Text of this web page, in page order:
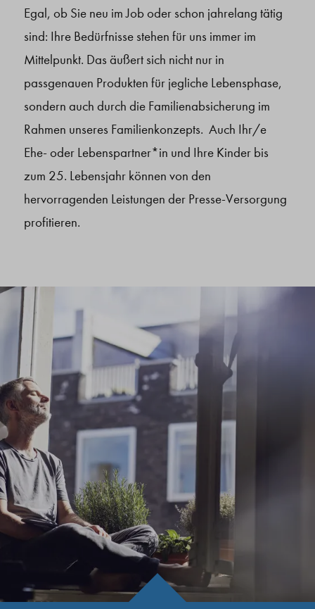
Egal, ob Sie neu im Job oder schon jahrelang tätig
sind: Ihre Bedürfnisse stehen für uns immer im
Mittelpunkt. Das äußert sich nicht nur in
passgenauen Produkten für jegliche Lebensphase,
sondern auch durch die Familienabsicherung im
Rahmen unseres Familienkonzepts. Auch Ihr/e
Ehe- oder Lebenspartner*in und Ihre Kinder bis
zum 25. Lebensjahr können von den
hervorragenden Leistungen der Presse-Versorgung
profitieren.